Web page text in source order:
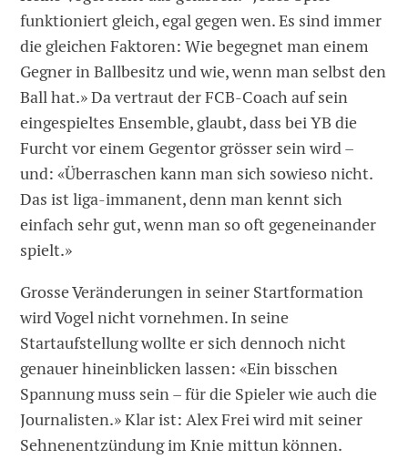
funktioniert gleich, egal gegen wen. Es sind immer
die gleichen Faktoren: Wie begegnet man einem
Gegner in Ballbesitz und wie, wenn man selbst den
Ball hat.» Da vertraut der FCB-Coach auf sein
eingespieltes Ensemble, glaubt, dass bei YB die
Furcht vor einem Gegentor grösser sein wird –
und: «Überraschen kann man sich sowieso nicht.
Das ist liga-immanent, denn man kennt sich
einfach sehr gut, wenn man so oft gegeneinander
spielt.»
Grosse Veränderungen in seiner Startformation
wird Vogel nicht vornehmen. In seine
Startaufstellung wollte er sich dennoch nicht
genauer hineinblicken lassen: «Ein bisschen
Spannung muss sein – für die Spieler wie auch die
Journalisten.» Klar ist: Alex Frei wird mit seiner
Sehnenentzündung im Knie mittun können.